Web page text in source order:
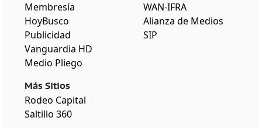
Membresía
HoyBusco
Publicidad
Vanguardia HD
Medio Pliego
Más Sitios
Rodeo Capital
Saltillo 360
WAN-IFRA
Alianza de Medios
SIP